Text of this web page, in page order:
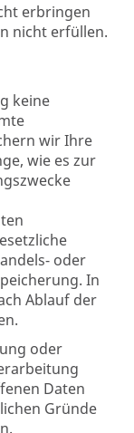
erbringen
nicht erfüllen.
keine
wir Ihre
wie es zur
oder
In
Ablauf der
oder
Daten
Gründe